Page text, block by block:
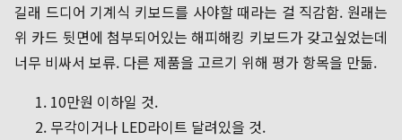
길래 드디어 기계식 키보드를 사야할 때라는 걸 직감함. 원래는
위 카드 뒷면에 첨부되어있는 해피해킹 키보드가 갖고싶었는데
너무 비싸서 보류. 다른 제품을 고르기 위해 평가 항목을 만듦.
10만원 이하일 것.
무각이거나 LED라이트 달려있을 것.